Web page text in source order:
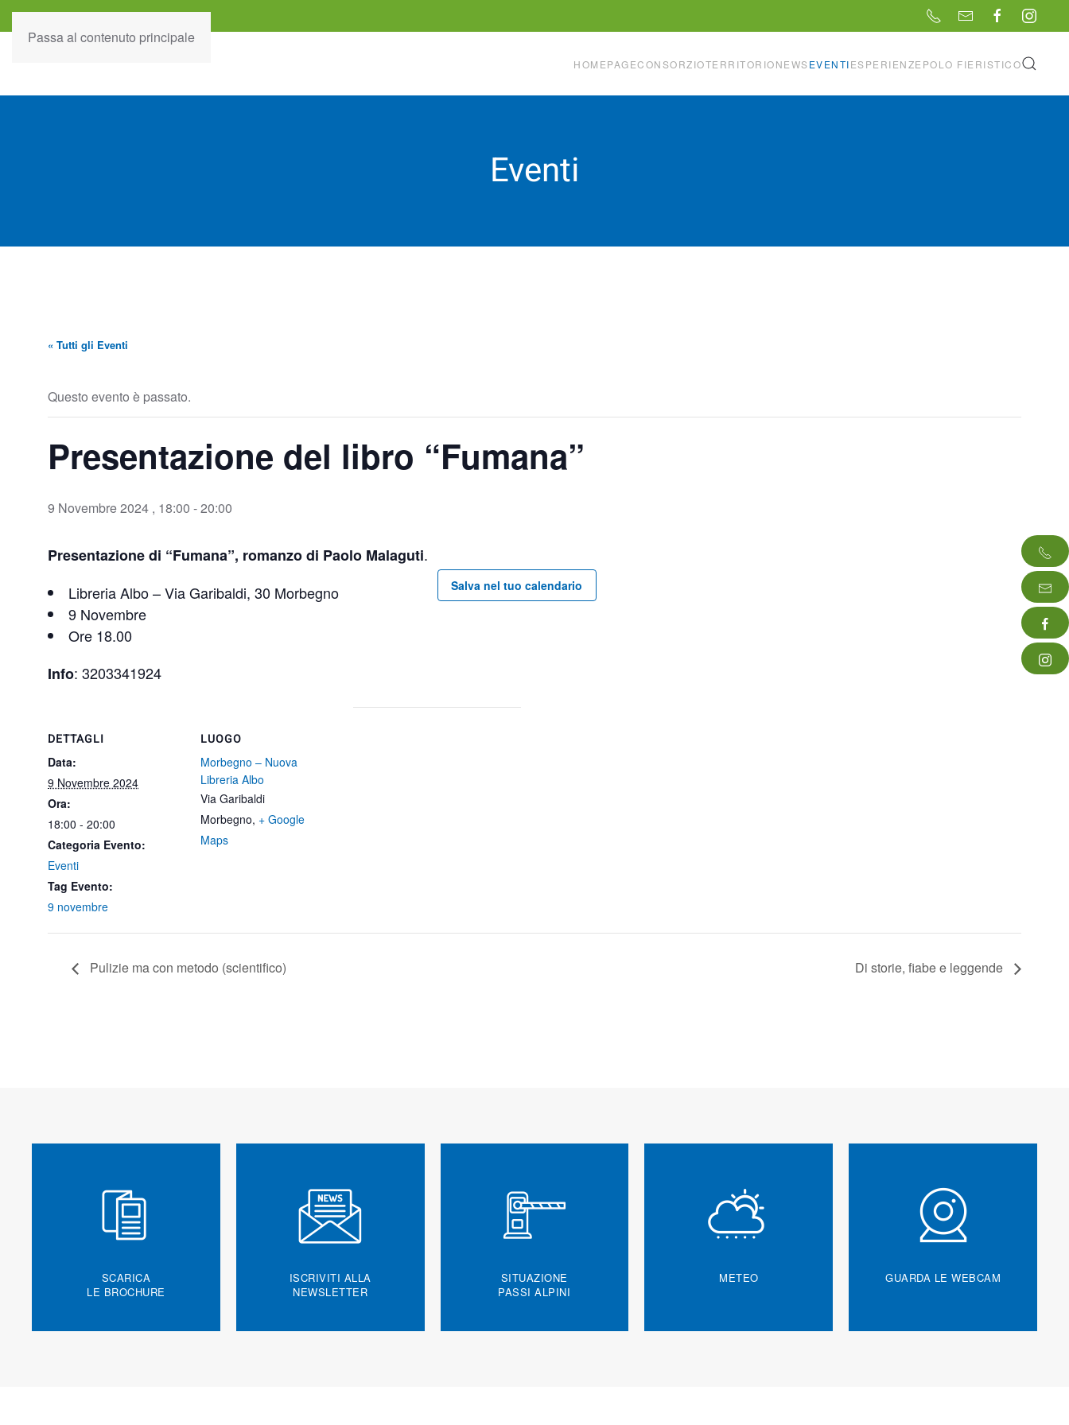
Passa al contenuto principale
HOMEPAGECONSORZIOTERRITORIONEWSEVENTIESPERIENZE POLO FIERISTICO
Eventi
« Tutti gli Eventi
Questo evento è passato.
Presentazione del libro “Fumana”
9 Novembre 2024 , 18:00 -20:00
Presentazione di “Fumana”, romanzo di Paolo Malaguti.
Libreria Albo – Via Garibaldi, 30 Morbegno
9 Novembre
Ore 18.00
Info: 3203341924
Salva nel tuo calendario
DETTAGLI
Data:
9 Novembre 2024
Ora:
18:00 - 20:00
Categoria Evento:
Eventi
Tag Evento:
9 novembre
LUOGO
Morbegno – Nuova
Libreria Albo
Via Garibaldi
Morbegno, + Google
Maps
Pulizie ma con metodo (scientifico) Di storie, fiabe e leggende
SCARICA
LE BROCHURE
ISCRIVITI ALLA
NEWSLETTER
SITUAZIONE
PASSI ALPINI
METEO GUARDA LE WEBCAM